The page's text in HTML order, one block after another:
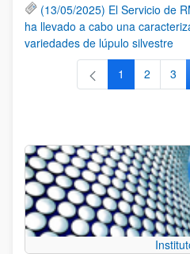
(13/05/2025) El Servicio de
ha llevado a cabo una
variedades de lúpulo silvestre
Página
1 Página
2 3